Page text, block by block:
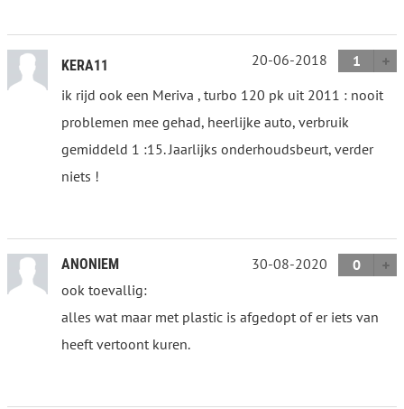
KERA11 20-06-2018
1
ik rijd ook een Meriva , turbo 120 pk uit 2011 : nooit
problemen mee gehad, heerlijke auto, verbruik
gemiddeld 1 :15. Jaarlijks onderhoudsbeurt, verder
niets !
ANONIEM 30-08-2020
0
ook toevallig:
alles wat maar met plastic is afgedopt of er iets van
heeft vertoont kuren.